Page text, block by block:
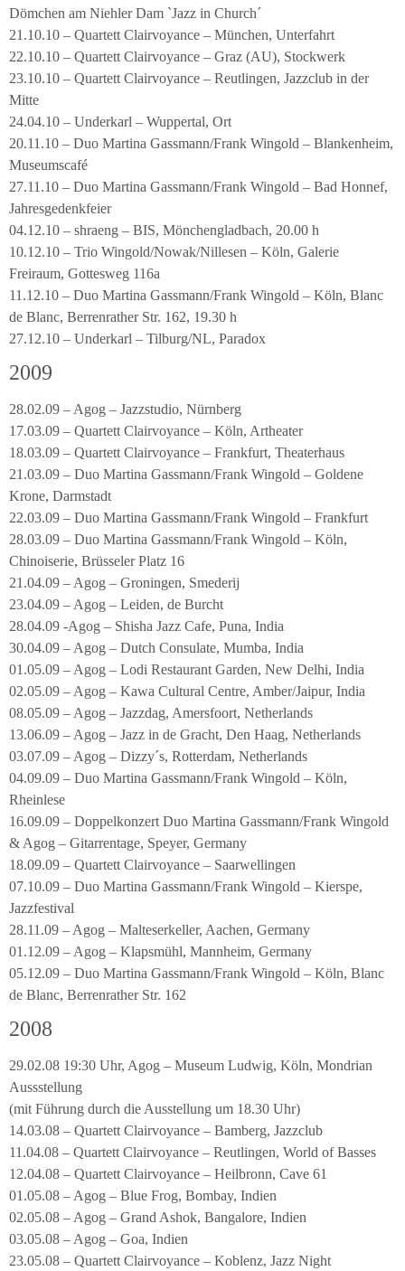
Dömchen am Niehler Dam `Jazz in Church´
21.10.10 – Quartett Clairvoyance – München, Unterfahrt
22.10.10 – Quartett Clairvoyance – Graz (AU), Stockwerk
23.10.10 – Quartett Clairvoyance – Reutlingen, Jazzclub in der
Mitte
24.04.10 – Underkarl – Wuppertal, Ort
20.11.10 – Duo Martina Gassmann/Frank Wingold – Blankenheim,
Museumscafé
27.11.10 – Duo Martina Gassmann/Frank Wingold – Bad Honnef,
Jahresgedenkfeier
04.12.10 – shraeng – BIS, Mönchengladbach, 20.00 h
10.12.10 – Trio Wingold/Nowak/Nillesen – Köln, Galerie
Freiraum, Gottesweg 116a
11.12.10 – Duo Martina Gassmann/Frank Wingold – Köln, Blanc
de Blanc, Berrenrather Str. 162, 19.30 h
27.12.10 – Underkarl – Tilburg/NL, Paradox
2009
28.02.09 – Agog – Jazzstudio, Nürnberg
17.03.09 – Quartett Clairvoyance – Köln, Artheater
18.03.09 – Quartett Clairvoyance – Frankfurt, Theaterhaus
21.03.09 – Duo Martina Gassmann/Frank Wingold – Goldene
Krone, Darmstadt
22.03.09 – Duo Martina Gassmann/Frank Wingold – Frankfurt
28.03.09 – Duo Martina Gassmann/Frank Wingold – Köln,
Chinoiserie, Brüsseler Platz 16
21.04.09 – Agog – Groningen, Smederij
23.04.09 – Agog – Leiden, de Burcht
28.04.09 -Agog – Shisha Jazz Cafe, Puna, India
30.04.09 – Agog – Dutch Consulate, Mumba, India
01.05.09 – Agog – Lodi Restaurant Garden, New Delhi, India
02.05.09 – Agog – Kawa Cultural Centre, Amber/Jaipur, India
08.05.09 – Agog – Jazzdag, Amersfoort, Netherlands
13.06.09 – Agog – Jazz in de Gracht, Den Haag, Netherlands
03.07.09 – Agog – Dizzy´s, Rotterdam, Netherlands
04.09.09 – Duo Martina Gassmann/Frank Wingold – Köln,
Rheinlese
16.09.09 – Doppelkonzert Duo Martina Gassmann/Frank Wingold
& Agog – Gitarrentage, Speyer, Germany
18.09.09 – Quartett Clairvoyance – Saarwellingen
07.10.09 – Duo Martina Gassmann/Frank Wingold – Kierspe,
Jazzfestival
28.11.09 – Agog – Malteserkeller, Aachen, Germany
01.12.09 – Agog – Klapsmühl, Mannheim, Germany
05.12.09 – Duo Martina Gassmann/Frank Wingold – Köln, Blanc
de Blanc, Berrenrather Str. 162
2008
29.02.08 19:30 Uhr, Agog – Museum Ludwig, Köln, Mondrian
Aussstellung
(mit Führung durch die Ausstellung um 18.30 Uhr)
14.03.08 – Quartett Clairvoyance – Bamberg, Jazzclub
11.04.08 – Quartett Clairvoyance – Reutlingen, World of Basses
12.04.08 – Quartett Clairvoyance – Heilbronn, Cave 61
01.05.08 – Agog – Blue Frog, Bombay, Indien
02.05.08 – Agog – Grand Ashok, Bangalore, Indien
03.05.08 – Agog – Goa, Indien
23.05.08 – Quartett Clairvoyance – Koblenz, Jazz Night